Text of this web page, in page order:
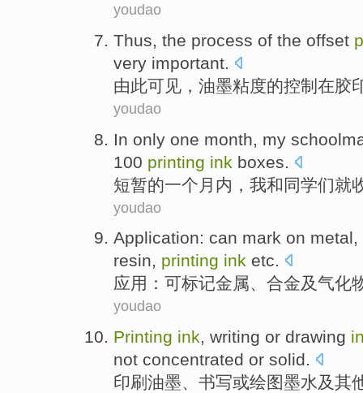
youdao
Thus, the process of the offset
very important.
由此可见 ， 油墨粘度的控制 在胶
youdao
In only one month
my
100 printing ink boxes
短暂的一个 月内 ， 我和 同学们就
youdao
Application: can mark on metal,
resin, printing ink etc.
应用 ： 可标记金属、 合金及气化
youdao
Printing ink, writing or drawing
not concentrated or solid.
印刷 油墨、 书写或绘图墨水及其